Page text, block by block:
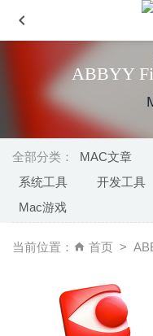
ABBYY
全部分类： MAC文章
系统工具
开发工具
Mac游戏
当前位置： 首页
02-14
Slidepad 1.0.36 –
刺客信条4黑旗
版 -动作冒险游戏 2024-
Principle 5.10 for